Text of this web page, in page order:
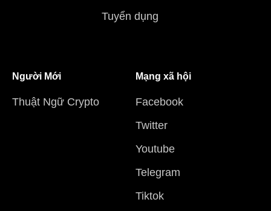
Tuyển dụng
Người Mới
Thuật Ngữ Crypto
Mạng xã hội
Facebook
Twitter
Youtube
Telegram
Tiktok